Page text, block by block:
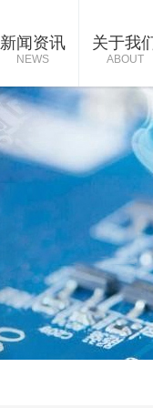
新闻资讯
NEWS
关于我
ABOUT